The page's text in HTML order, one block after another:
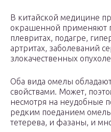
В китайской медицине
окрашенной применяют
плевритах, подагре,
артритах, заболеваний
злокачественных
Оба вида омелы
свойствами. Может,
несмотря на неудобные
редким поеданием
тетерева, и фазаны, и